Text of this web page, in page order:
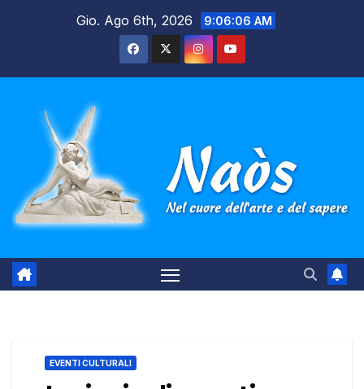
Gio. Ago 6th, 2026 9:06:07 AM
EVENTI CULTURALI